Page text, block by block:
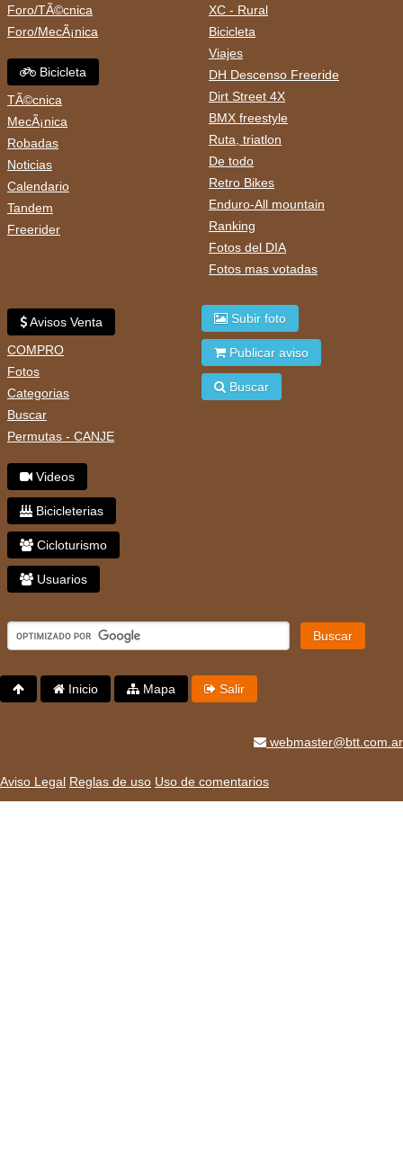
Foro/TÃ©cnica
Foro/MecÃ¡nica
Bicicleta
TÃ©cnica
MecÃ¡nica
Robadas
Noticias
Calendario
Tandem
Freerider
XC - Rural
Bicicleta
Viajes
DH Descenso Freeride
Dirt Street 4X
BMX freestyle
Ruta, triatlon
De todo
Retro Bikes
Enduro-All mountain
Ranking
Fotos del DIA
Fotos mas votadas
Avisos Venta
COMPRO
Fotos
Categorias
Buscar
Permutas - CANJE
Videos
Bicicleterias
Cicloturismo
Usuarios
Subir foto
Publicar aviso
Buscar
Buscar
Inicio Mapa Salir
webmaster@btt.com.ar
Aviso Legal Reglas de uso Uso de comentarios